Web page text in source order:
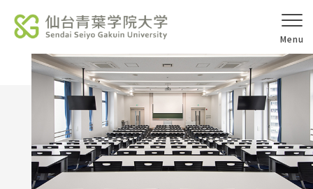
受験生の皆様 在学生の皆様
採用ご担当の皆様 高校等教員の皆様